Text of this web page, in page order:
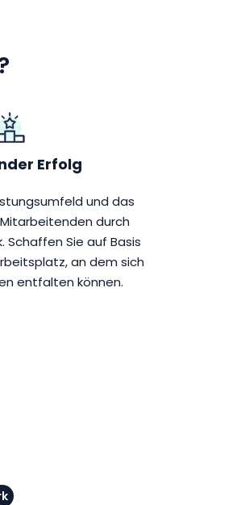
Erfolg
und das
durch
Sie auf Basis
an dem sich
entfalten können.